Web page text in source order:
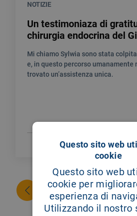
NOTIZIE
Un testimoniaza di
chirurgia endocrina del
Mi chiamo Sylwia sono stata
e, in questo percorso umanamente
trovato un’assistenza unica.
Questo sito web
cookie
Questo sito web
cookie per
esperienza di
Utilizzando il nostro